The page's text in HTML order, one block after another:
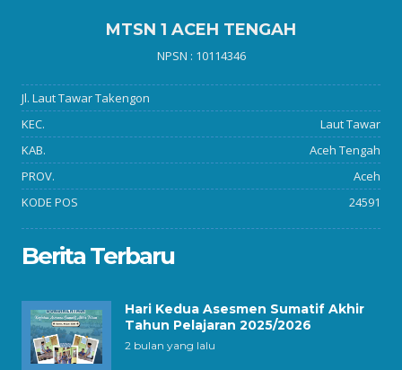
MTSN 1 ACEH TENGAH
NPSN : 10114346
Jl. Laut Tawar Takengon
KEC.
Laut Tawar
KAB.
Aceh Tengah
PROV.
Aceh
KODE POS
24591
Berita Terbaru
Hari Kedua Asesmen Sumatif Akhir
Tahun Pelajaran 2025/2026
2 bulan yang lalu